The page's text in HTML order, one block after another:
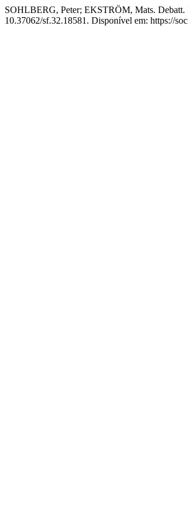
SOHLBERG, Peter; EKSTRÖM, Mats. Debatt.
10.37062/sf.32.18581. Disponível em: https://